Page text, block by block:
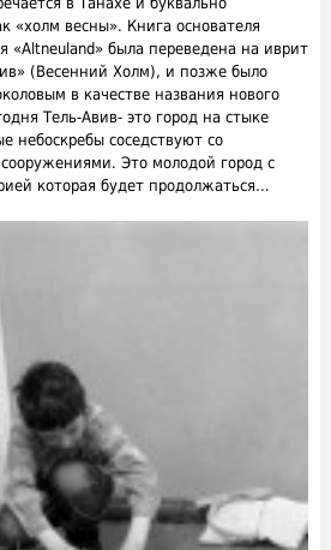
«холм весны». Книга основателя
«Altneuland» была переведена на иврит
(Весенний Холм), и позже было
в качестве названия нового
Тель-Авив- это город на стыке
небоскребы соседствуют со
Это молодой город с
которая будет продолжаться…